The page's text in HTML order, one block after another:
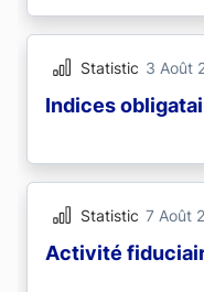
Statistic 3 Août
Indices
Statistic 7 Août
Activité